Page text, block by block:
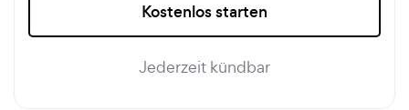
Kostenlos starten
Jederzeit kündbar